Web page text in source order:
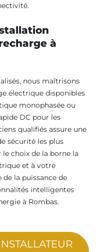
à
nous maîtrisons
électrique disponibles
monophasée ou
DC pour les
qualifiés assure une
sécurité les plus
choix de la borne la
et à votre
la puissance de
intelligentes
à Rombas.